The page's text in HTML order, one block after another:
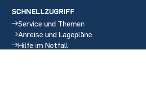
SCHNELLZUGRIFF
Service und Themen
Anreise und Lagepläne
Hilfe im Notfall